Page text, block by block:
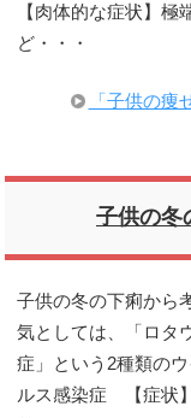
【肉体的な症状】
ど・・・
「子供の痩
子供の冬
子供の冬の下痢から
気としては、「ロタ
症」という2種類の
ルス感染症 【症状